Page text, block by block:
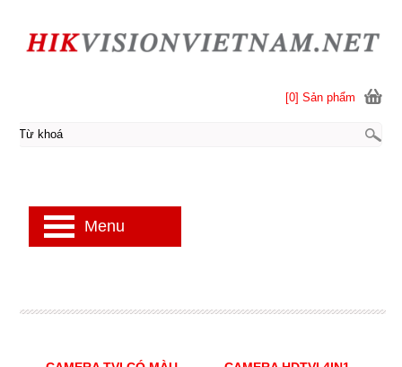
[0] Sản phẩm
Menu